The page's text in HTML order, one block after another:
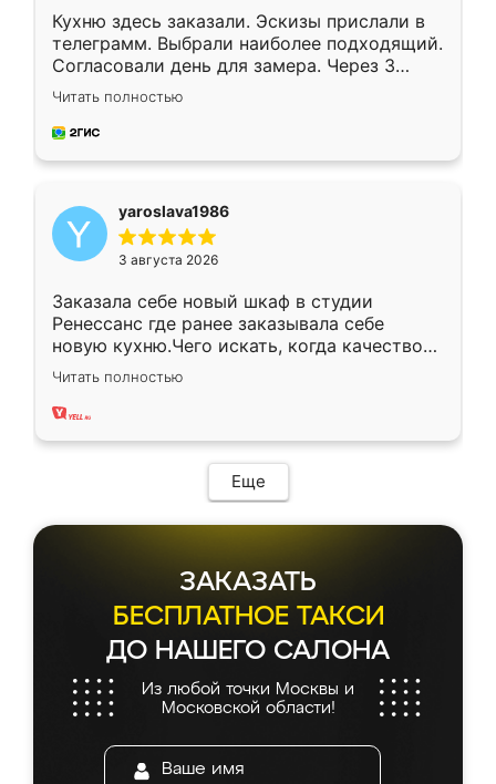
Кухню здесь заказали. Эскизы прислали в
телеграмм. Выбрали наиболее подходящий.
Согласовали день для замера. Через 3
недели кухня была уже готова. Остались
довольны работой. Спасибо Ренессанс
мебель за качественную работу!
Читать полностью
yaroslava1986
3 августа 2026
Заказала себе новый шкаф в студии
Ренессанс где ранее заказывала себе
новую кухню.Чего искать, когда качеством
вполне довольна. Служит кухня уже почти
два года, нареканий нет.
Читать полностью
Еще
ЗАКАЗАТЬ
БЕСПЛАТНОЕ ТАКСИ
ДО НАШЕГО САЛОНА
Из любой точки Москвы и
Московской области!